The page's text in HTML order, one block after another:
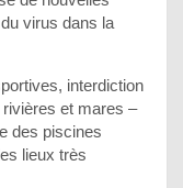
virus dans la
interdiction
et mares –
des piscines
lieux très